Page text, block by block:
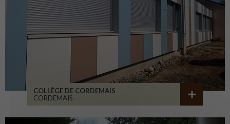
COLLÈGE DE CORDEMAIS
CORDEMAIS